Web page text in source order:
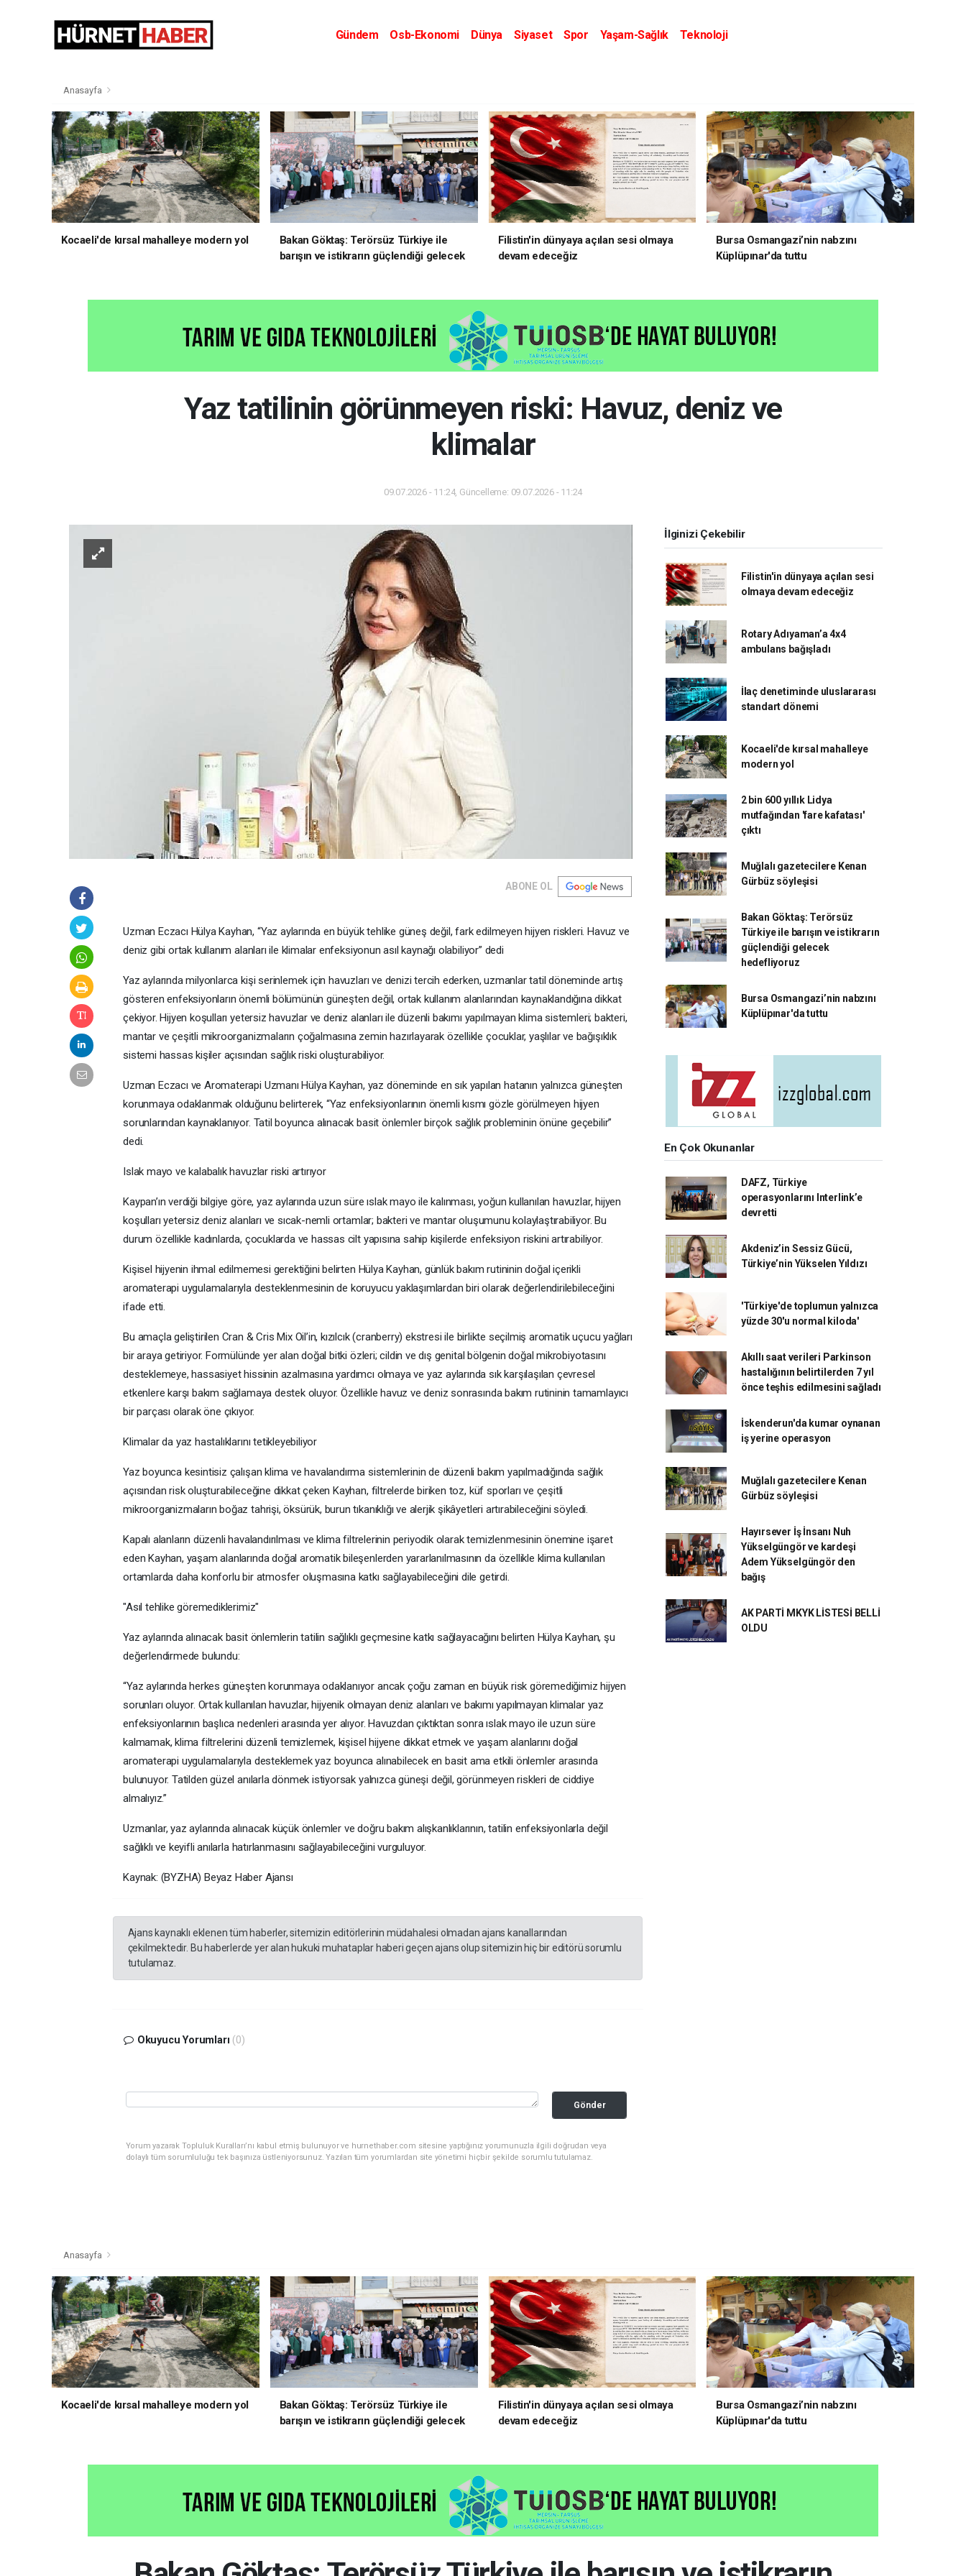
Gündem Osb-Ekonomi Dünya Siyaset Spor Yaşam-Sağlık
Teknoloji
Anasayfa
Kocaeli'de kırsal mahalleye modern yol
Bakan Göktaş: Terörsüz Türkiye ile
barışın ve istikrarın güçlendiği gelecek
Filistin'in dünyaya açılan sesi olmaya
devam edeceğiz
Bursa Osmangazi’nin nabzını
Küplüpınar'da tuttu
Yaz tatilinin görünmeyen riski: Havuz, deniz ve
klimalar
09.07.2026 - 11:24, Güncelleme: 09.07.2026 - 11:24
ABONE OL
Uzman Eczacı Hülya Kayhan, “Yaz aylarında en büyük tehlike güneş değil, fark edilmeyen hijyen riskleri. Havuz ve
deniz gibi ortak kullanım alanları ile klimalar enfeksiyonun asıl kaynağı olabiliyor” dedi
Yaz aylarında milyonlarca kişi serinlemek için havuzları ve denizi tercih ederken, uzmanlar tatil döneminde artış
gösteren enfeksiyonların önemli bölümünün güneşten değil, ortak kullanım alanlarından kaynaklandığına dikkat
çekiyor. Hijyen koşulları yetersiz havuzlar ve deniz alanları ile düzenli bakımı yapılmayan klima sistemleri; bakteri,
mantar ve çeşitli mikroorganizmaların çoğalmasına zemin hazırlayarak özellikle çocuklar, yaşlılar ve bağışıklık
sistemi hassas kişiler açısından sağlık riski oluşturabiliyor.
Uzman Eczacı ve Aromaterapi Uzmanı Hülya Kayhan, yaz döneminde en sık yapılan hatanın yalnızca güneşten
korunmaya odaklanmak olduğunu belirterek, “Yaz enfeksiyonlarının önemli kısmı gözle görülmeyen hijyen
sorunlarından kaynaklanıyor. Tatil boyunca alınacak basit önlemler birçok sağlık probleminin önüne geçebilir”
dedi.
Islak mayo ve kalabalık havuzlar riski artırıyor
Kaypan’ın verdiği bilgiye göre, yaz aylarında uzun süre ıslak mayo ile kalınması, yoğun kullanılan havuzlar, hijyen
koşulları yetersiz deniz alanları ve sıcak-nemli ortamlar; bakteri ve mantar oluşumunu kolaylaştırabiliyor. Bu
durum özellikle kadınlarda, çocuklarda ve hassas cilt yapısına sahip kişilerde enfeksiyon riskini artırabiliyor.
Kişisel hijyenin ihmal edilmemesi gerektiğini belirten Hülya Kayhan, günlük bakım rutininin doğal içerikli
aromaterapi uygulamalarıyla desteklenmesinin de koruyucu yaklaşımlardan biri olarak değerlendirilebileceğini
ifade etti.
Bu amaçla geliştirilen Cran & Cris Mix Oil’in, kızılcık (cranberry) ekstresi ile birlikte seçilmiş aromatik uçucu yağları
bir araya getiriyor. Formülünde yer alan doğal bitki özleri; cildin ve dış genital bölgenin doğal mikrobiyotasını
desteklemeye, hassasiyet hissinin azalmasına yardımcı olmaya ve yaz aylarında sık karşılaşılan çevresel
etkenlere karşı bakım sağlamaya destek oluyor. Özellikle havuz ve deniz sonrasında bakım rutininin tamamlayıcı
bir parçası olarak öne çıkıyor.
Klimalar da yaz hastalıklarını tetikleyebiliyor
Yaz boyunca kesintisiz çalışan klima ve havalandırma sistemlerinin de düzenli bakım yapılmadığında sağlık
açısından risk oluşturabileceğine dikkat çeken Kayhan, filtrelerde biriken toz, küf sporları ve çeşitli
mikroorganizmaların boğaz tahrişi, öksürük, burun tıkanıklığı ve alerjik şikâyetleri artırabileceğini söyledi.
Kapalı alanların düzenli havalandırılması ve klima filtrelerinin periyodik olarak temizlenmesinin önemine işaret
eden Kayhan, yaşam alanlarında doğal aromatik bileşenlerden yararlanılmasının da özellikle klima kullanılan
ortamlarda daha konforlu bir atmosfer oluşmasına katkı sağlayabileceğini dile getirdi.
"Asıl tehlike göremediklerimiz"
Yaz aylarında alınacak basit önlemlerin tatilin sağlıklı geçmesine katkı sağlayacağını belirten Hülya Kayhan, şu
değerlendirmede bulundu:
“Yaz aylarında herkes güneşten korunmaya odaklanıyor ancak çoğu zaman en büyük risk göremediğimiz hijyen
sorunları oluyor. Ortak kullanılan havuzlar, hijyenik olmayan deniz alanları ve bakımı yapılmayan klimalar yaz
enfeksiyonlarının başlıca nedenleri arasında yer alıyor. Havuzdan çıktıktan sonra ıslak mayo ile uzun süre
kalmamak, klima filtrelerini düzenli temizlemek, kişisel hijyene dikkat etmek ve yaşam alanlarını doğal
aromaterapi uygulamalarıyla desteklemek yaz boyunca alınabilecek en basit ama etkili önlemler arasında
bulunuyor. Tatilden güzel anılarla dönmek istiyorsak yalnızca güneşi değil, görünmeyen riskleri de ciddiye
almalıyız.”
Uzmanlar, yaz aylarında alınacak küçük önlemler ve doğru bakım alışkanlıklarının, tatilin enfeksiyonlarla değil
sağlıklı ve keyifli anılarla hatırlanmasını sağlayabileceğini vurguluyor.
Kaynak: (BYZHA) Beyaz Haber Ajansı
Ajans kaynaklı eklenen tüm haberler, sitemizin editörlerinin müdahalesi olmadan ajans kanallarından
çekilmektedir. Bu haberlerde yer alan hukuki muhataplar haberi geçen ajans olup sitemizin hiç bir editörü sorumlu
tutulamaz.
Okuyucu Yorumları (0)
Gönder
Yorum yazarak Topluluk Kuralları’nı kabul etmiş bulunuyor ve hurnethaber.com sitesine yaptığınız yorumunuzla ilgili doğrudan veya
dolaylı tüm sorumluluğu tek başınıza üstleniyorsunuz. Yazılan tüm yorumlardan site yönetimi hiçbir şekilde sorumlu tutulamaz.
İlginizi Çekebilir
Filistin'in dünyaya açılan sesi
olmaya devam edeceğiz
Rotary Adıyaman’a 4x4
ambulans bağışladı
İlaç denetiminde uluslararası
standart dönemi
Kocaeli'de kırsal mahalleye
modern yol
2 bin 600 yıllık Lidya
mutfağından 'fare kafatası'
çıktı
Muğlalı gazetecilere Kenan
Gürbüz söyleşisi
Bakan Göktaş: Terörsüz
Türkiye ile barışın ve istikrarın
güçlendiği gelecek
hedefliyoruz
Bursa Osmangazi’nin nabzını
Küplüpınar'da tuttu
En Çok Okunanlar
DAFZ, Türkiye
operasyonlarını Interlink’e
devretti
Akdeniz’in Sessiz Gücü,
Türkiye’nin Yükselen Yıldızı
'Türkiye'de toplumun yalnızca
yüzde 30'u normal kiloda'
Akıllı saat verileri Parkinson
hastalığının belirtilerden 7 yıl
önce teşhis edilmesini sağladı
İskenderun'da kumar oynanan
iş yerine operasyon
Muğlalı gazetecilere Kenan
Gürbüz söyleşisi
Hayırsever İş İnsanı Nuh
Yükselgüngör ve kardeşi
Adem Yükselgüngör den
bağış
AK PARTİ MKYK LİSTESİ BELLİ
OLDU
Anasayfa
Kocaeli'de kırsal mahalleye modern yol
Bakan Göktaş: Terörsüz Türkiye ile
barışın ve istikrarın güçlendiği gelecek
Filistin'in dünyaya açılan sesi olmaya
devam edeceğiz
Bursa Osmangazi’nin nabzını
Küplüpınar'da tuttu